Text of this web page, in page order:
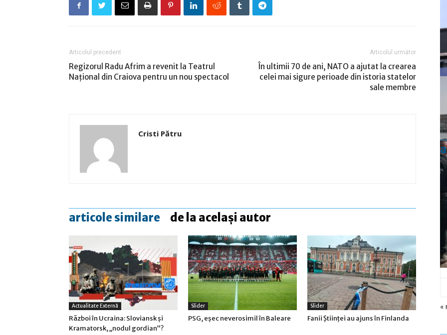
Articolul precedent
Regizorul Radu Afrim a revenit la Teatrul
Naţional din Craiova pentru un nou spectacol
Articolul următor
În ultimii 70 de ani, NATO a ajutat la crearea
celei mai sigure perioade din istoria statelor
sale membre
Cristi Pătru
articole similare de la același autor
Actualitate Externă
Război în Ucraina: Sloviansk şi
Kramatorsk, „nodul gordian”?
Slider
PSG, eşec neverosimil în Baleare
Slider
Fanii Ştiinţei au ajuns în Finlanda
«